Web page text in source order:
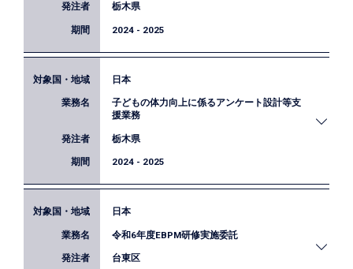
を実施しました。
栃木県
2024 - 2025
栃木県の全小学生の体力テストデータを用いて、エ
キスパートティーチャーの派遣が児童の体力向上に
与える効果の検証を行い、事業改善に向けた提案を
行いました。
日本
子どもの体力向上に係るアンケート設計等支
援業務
栃木県
2024 - 2025
栃木県が実施する子どもの体力向上に係る事業を立
案するにあたり、EBPMの観点から、アンケート設
計等に関する助言を実施しました。
日本
令和6年度EBPM研修実施委託
台東区